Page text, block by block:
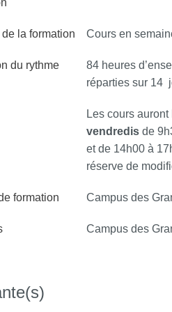
de la formation Cours en
du rythme
84 heures
réparties sur 14
Les cours
vendredis de
et de 14h00 à
réserve de
formation Campus des
Campus des